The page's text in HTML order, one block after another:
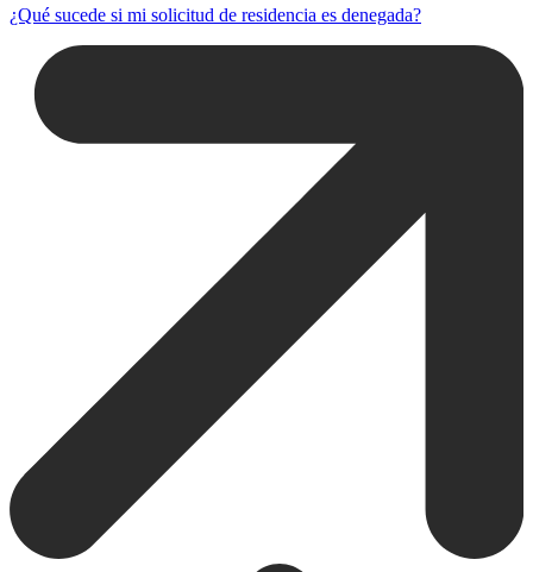
¿Qué sucede si mi solicitud de residencia es denegada?